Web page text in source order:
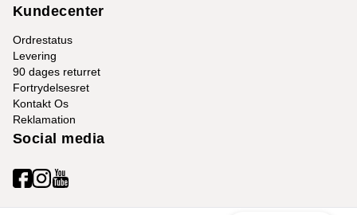
Kundecenter
Ordrestatus
Levering
90 dages returret
Fortrydelsesret
Kontakt Os
Reklamation
Social media